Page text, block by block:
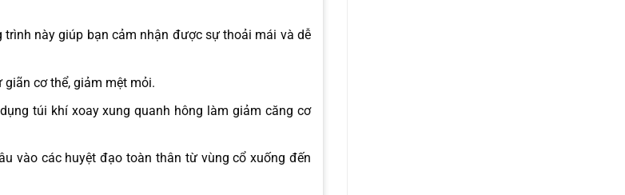
này giúp bạn cảm nhận được sự thoải mái và dễ
cơ thể, giảm mệt mỏi.
túi khí xoay xung quanh hông làm giảm căng cơ
vào các huyệt đạo toàn thân từ vùng cổ xuống đến